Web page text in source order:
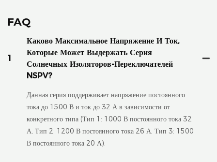
FAQ
1
Каково Максимальное Напряжение И Ток,
Которые Может Выдержать Серия
Солнечных Изоляторов-Переключателей
NSPV?
Данная серия поддерживает напряжение постоянного
тока до 1500 В и ток до 32 А в зависимости от
конкретного типа (Тип 1: 1000 В постоянного тока 32
А, Тип 2: 1200 В постоянного тока 26 А, Тип 3: 1500
В постоянного тока 20 А).